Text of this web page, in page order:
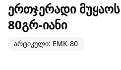
ᲔᲠᲗᲯᲔᲠᲐᲓᲘ
80ᲒᲠ-ᲘᲐᲜᲘ
არტიკული: EMK-80